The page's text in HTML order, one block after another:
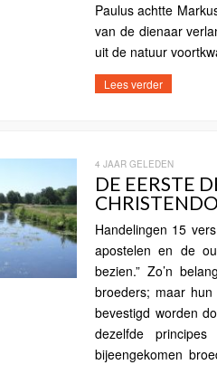
Paulus achtte
van de dienaar
uit de natuur
Lees verder
4 JAAR GELEDEN
DE EERSTE
Handelingen 15
apostelen en de
bezien.” Zo’n
broeders; maar
bevestigd worden
dezelfde
bijeengekomen